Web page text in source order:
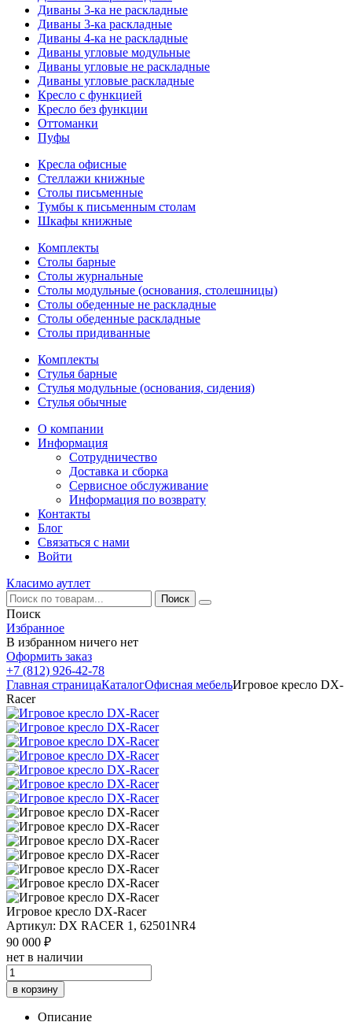
Диваны 3-ка не раскладные
Диваны 3-ка раскладные
Диваны 4-ка не раскладные
Диваны угловые модульные
Диваны угловые не раскладные
Диваны угловые раскладные
Кресло с функцией
Кресло без функции
Оттоманки
Пуфы
Кресла офисные
Стеллажи книжные
Столы письменные
Тумбы к письменным столам
Шкафы книжные
Комплекты
Столы барные
Столы журнальные
Столы модульные (основания, столешницы)
Столы обеденные не раскладные
Столы обеденные раскладные
Столы придиванные
Комплекты
Стулья барные
Стулья модульные (основания, сидения)
Стулья обычные
О компании
Информация
Сотрудничество
Доставка и сборка
Сервисное обслуживание
Информация по возврату
Контакты
Блог
Связаться с нами
Войти
Класимо аутлет
Поиск
Избранное
В избранном ничего нет
Оформить заказ
+7 (812) 926-42-78
Главная страницаКаталогОфисная мебельИгровое кресло DX-
Racer
Игровое кресло DX-Racer
Артикул: DX RACER 1, 62501NR4
90 000 ₽
нет в наличии
в корзину
Описание